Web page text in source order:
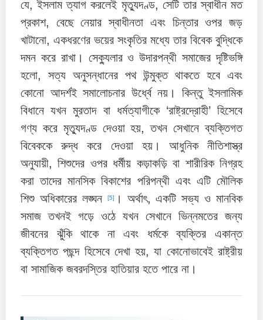
যে, ইসলাম ত্যাগ করলেই মৃত্যুদণ্ড, সেটি তার স্বাধীন মত
প্রকাশ, বেছে নেয়ার স্বাধীনতা এবং চিন্তার ওপর জড়
খাটানো, একধরণের ভয়ের সংকৃতির মধ্যে তার বিবেক বুদ্ধিকে
দমন করে রাখা। সেক্যুলার ও উদারপন্থী সমাজের দৃষ্টিভঙ্গি
হলো, সত্য অনুসন্ধানের পথ উন্মুক্ত থাকতে হবে এবং
কোনো আদর্শই সমালোচনার উর্ধ্বে নয়। কিন্তু ইসলামিক
বিধানে যখন মুরতাদ বা ধর্মত্যাগীকে ‘রাষ্ট্রদ্রোহী’ হিসেবে
গণ্য করে মৃত্যুদণ্ড দেওয়া হয়, তখন সেখানে ব্যক্তিগত
বিবেককে রুদ্ধ করে দেওয়া হয়। আধুনিক নীতিশাস্ত্র
অনুযায়ী, শিশুদের ওপর ধর্মীয় কড়াকড়ি বা শারীরিক নিগ্রহ
করা তাদের মানসিক বিকাশের পরিপন্থী এবং এটি মৌলিক
শিশু অধিকারের লঙ্ঘন
[5]
। অর্থাৎ, একটি সভ্য ও মানবিক
সমাজ তখনই গড়ে ওঠে যখন সেখানে ভিন্নমতের জন্য
জীবনের ঝুঁকি থাকে না এবং ধর্মকে ব্যক্তির একান্ত
ব্যক্তিগত পছন্দ হিসেবে দেখা হয়, যা কোনোভাবেই রাষ্ট্রীয়
বা সামাজিক জবরদস্তির হাতিয়ার হতে পারে না।